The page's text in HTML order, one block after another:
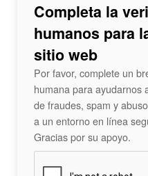
Completa la
humanos para
sitio web
Por favor, complete un
humana para ayudarnos
de fraudes, spam y
a un entorno en línea
Gracias por su apoyo.